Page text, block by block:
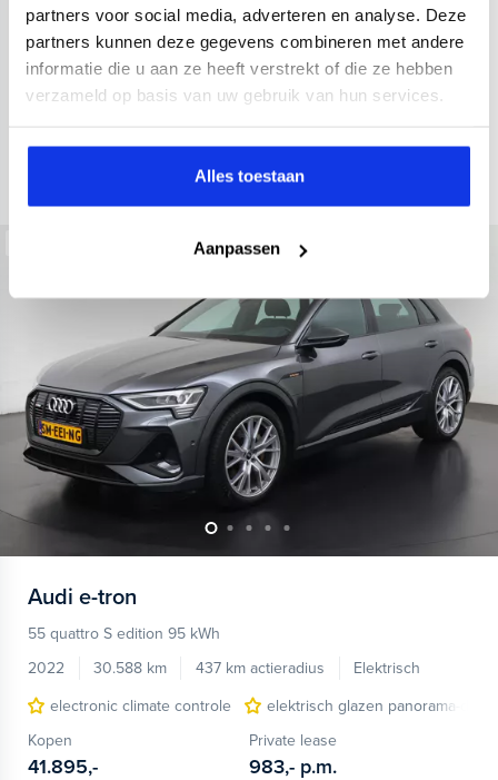
partners voor social media, adverteren en analyse. Deze
partners kunnen deze gegevens combineren met andere
informatie die u aan ze heeft verstrekt of die ze hebben
verzameld op basis van uw gebruik van hun services.
Alles toestaan
Aanpassen
Hybride benzine
Automaat
achteruitrijcamera
Apple Carplay/Android Auto
Kopen
Op aanvraag
Audi e-tron
55 quattro S edition 95 kWh
2022
30.588 km 437 km actieradius
Elektrisch
electronic climate controle
elektrisch glazen panorama-dak
Kopen
41.895,-
Private lease
983,- p.m.